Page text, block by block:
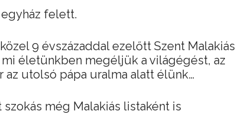
felett.
9 évszázaddal ezelőtt Szent Malakiás
életünkben megéljük a világégést, az
az utolsó pápa uralma alatt élünk…
még Malakiás listaként is